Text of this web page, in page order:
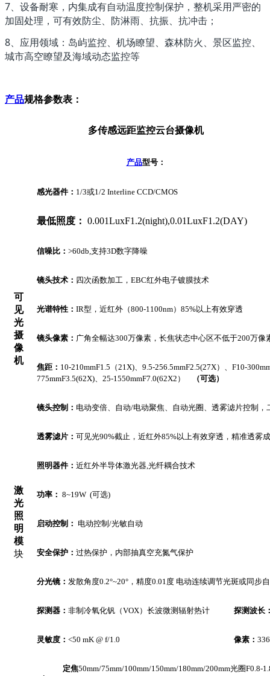
7、设备耐寒，内集成有自动温度控制保护，整机采用严密的
加固处理，可有效防尘、防淋雨、抗振、抗冲击；
8 、应用领域：岛屿监控、机场瞭望、森林防火、景区监控、
城市高空瞭望及海域动态监控等
产品规格参数表：
多传感远距监控云台摄像机
产品型号：
可
见
光
摄
像
机
感光器件： 1/3或1/2 Interline CCD/CMOS
最低照度： 0.001LuxF1.2(night),0.01LuxF1.2(DAY)
信噪比： >60db,支持3D数字降噪
镜头技术： 四次函数加工，EBC红外电子镀膜技术
光谱特性： IR型，近红外（800-1100nm）85%以上有效穿透
镜头像素： 广角全幅达300万像素，长焦状态中心区不低于200万像
焦距： 10-210mmF1.5 （21X)、9.5-256.5mmF2.5(27X）、F10-
775mmF3.5(62X)、25-1550mmF7.0(62X2）
（可选）
镜头控制： 电动变倍、自动/电动聚焦、自动光圈、透雾滤片控制，
透雾滤片： 可见光90%截止，近红外85%以上有效穿透，精准透雾
激
光
照
明
模
块
照明器件： 近红外半导体激光器,光纤耦合技术
功率： 8~19W (可选)
启动控制： 电动控制/光敏自动
安全保护： 过热保护，内部抽真空充氮气保护
分光镜： 发散角度0.2°~20°，精度0.01度 电动连续调节光斑或同步
探测器： 非制冷氧化钒（VOX）长波微测辐射热计 探测波长
灵敏度： <50 mK @ f/1.0 像素：
定焦50mm/75mm/100mm/150mm/180mm/200mm光圈F0.8-